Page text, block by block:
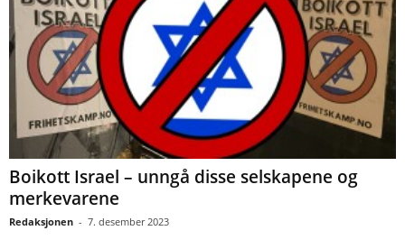
Boikott Israel – unngå disse selskapene og
merkevarene
Redaksjonen - 7. desember 2023